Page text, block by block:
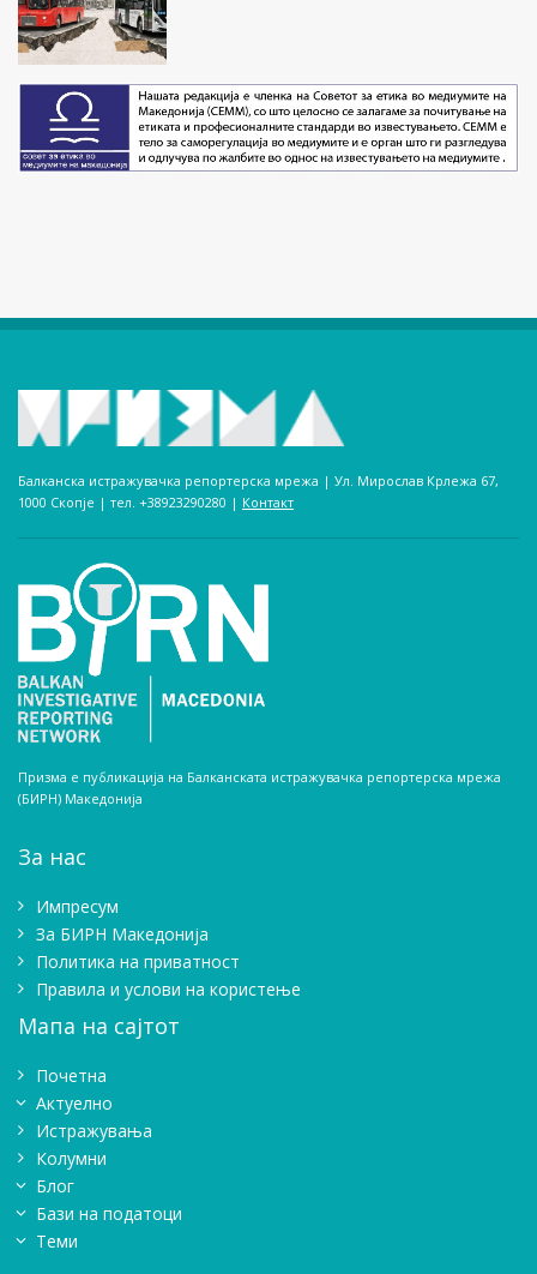
Балканска истражувачка репортерска мрежа | Ул. Мирослав Крлежа 67,
1000 Скопје | тел. +38923290280­ | Контакт
Призма е публикација на Балканската истражувачка репортерска мрежа
(БИРН) Македонија
За нас
Импресум
Зa БИРН Македонија
Политика на приватност
Правила и услови на користење
Мапа на сајтот
Почетна
Актуелно
Истражувањa
Колумни
Блог
Бази на податоци
Теми